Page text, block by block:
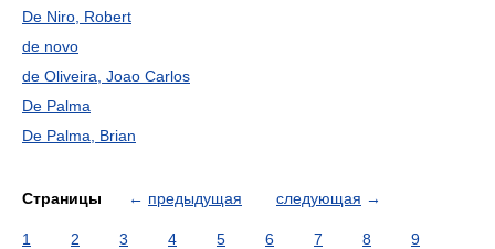
De Niro, Robert
de novo
de Oliveira, Joao Carlos
De Palma
De Palma, Brian
Страницы ← предыдущая следующая →
1 2 3 4 5 6 7 8
9